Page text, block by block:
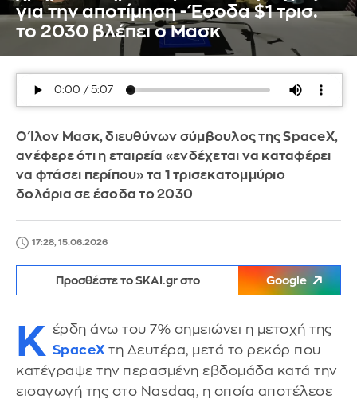
για την αποτίμηση - Έσοδα $1 τρισ.
το 2030 βλέπει ο Μασκ
Ο Ίλον Μασκ, διευθύνων σύμβουλος της SpaceX,
ανέφερε ότι η εταιρεία «ενδέχεται να καταφέρει
να φτάσει περίπου» τα 1 τρισεκατομμύριο
δολάρια σε έσοδα το 2030
17:28, 15.06.2026
Προσθέστε το SKAI.gr στο Google
Κ έρδη άνω του 7% σημειώνει η μετοχή της
SpaceX τη Δευτέρα, μετά το ρεκόρ που
κατέγραψε την περασμένη εβδομάδα κατά την
εισαγωγή της στο Nasdaq, η οποία αποτέλεσε